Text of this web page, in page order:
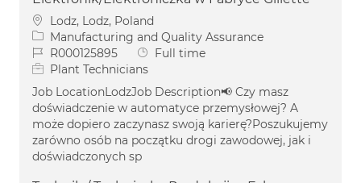
Location
Lodz, Lodz, Poland
Category
Manufacturing and Quality Assurance
Job IdR000125895 Job Type
Full time
Plant Technicians
Job LocationLodzJob Description📢 Czy masz
doświadczenie w automatyce przemysłowej? A
może dopiero zaczynasz swoją karierę?Poszukujemy
zarówno osób na początku drogi zawodowej, jak i
doświadczonych sp